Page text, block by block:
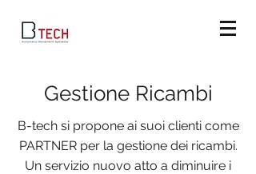
Gestione Ricambi
B-tech si propone ai suoi clienti come
PARTNER per la gestione dei ricambi.
Un servizio nuovo atto a diminuire i